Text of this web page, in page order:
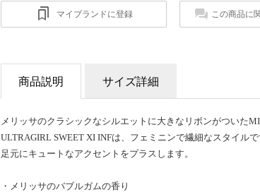
マイブランドに登録 この商品に
商品説明 サイズ詳細
メリッサのクラシックなシルエットに大きなリボンがついた
ULTRAGIRL SWEET XI INFは、フェミニンで繊細なスタイルで
足元にキュートなアクセントをプラスします。
・メリッサのバブルガムの香り